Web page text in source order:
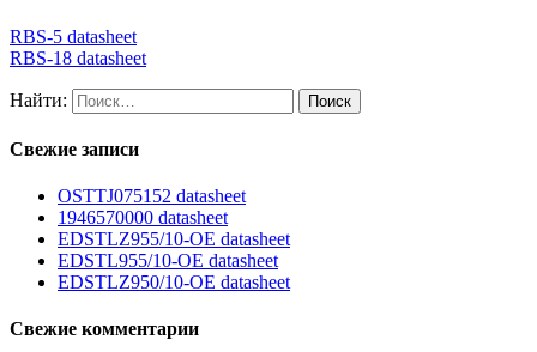
RBS-5 datasheet
RBS-18 datasheet
Найти:
Свежие записи
OSTTJ075152 datasheet
1946570000 datasheet
EDSTLZ955/10-OE datasheet
EDSTL955/10-OE datasheet
EDSTLZ950/10-OE datasheet
Свежие комментарии